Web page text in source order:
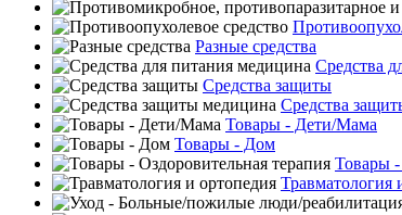
Разные средства
Средства
Средства защиты
Средства
Товары - Дети/Мама
Товары - Дом
Товары -
Травматология